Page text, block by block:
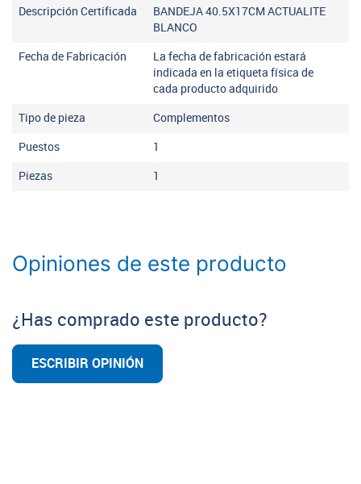
Descripción Certificada
BANDEJA 40.5X17CM ACTUALITE
BLANCO
Fecha de Fabricación
La fecha de fabricación estará
indicada en la etiqueta física de
cada producto adquirido
Tipo de pieza Complementos
Puestos 1
Piezas 1
Opiniones de este producto
¿Has comprado este producto?
ESCRIBIR OPINIÓN